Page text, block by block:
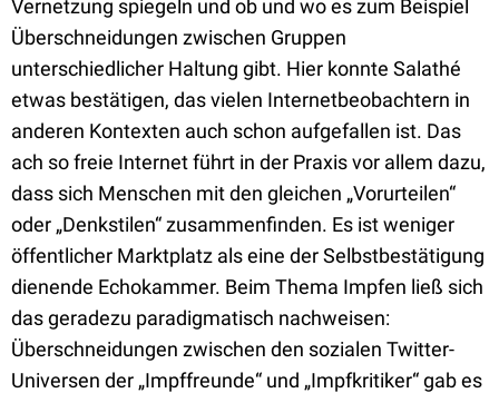
Vernetzung spiegeln und ob und wo es zum Beispiel
Überschneidungen zwischen Gruppen
unterschiedlicher Haltung gibt. Hier konnte Salathé
etwas bestätigen, das vielen Internetbeobachtern in
anderen Kontexten auch schon aufgefallen ist. Das
ach so freie Internet führt in der Praxis vor allem dazu,
dass sich Menschen mit den gleichen „Vorurteilen“
oder „Denkstilen“ zusammenfinden. Es ist weniger
öffentlicher Marktplatz als eine der Selbstbestätigung
dienende Echokammer. Beim Thema Impfen ließ sich
das geradezu paradigmatisch nachweisen:
Überschneidungen zwischen den sozialen Twitter-
Universen der „Impffreunde“ und „Impfkritiker“ gab es